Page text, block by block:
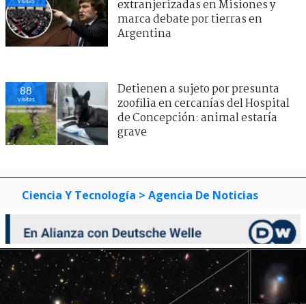
extranjerizadas en Misiones y
marca debate por tierras en
Argentina
88
visitas
Detienen a sujeto por presunta
zoofilia en cercanías del Hospital
de Concepción: animal estaría
grave
Ciencia Y Tecnología > Agencia De Noticias